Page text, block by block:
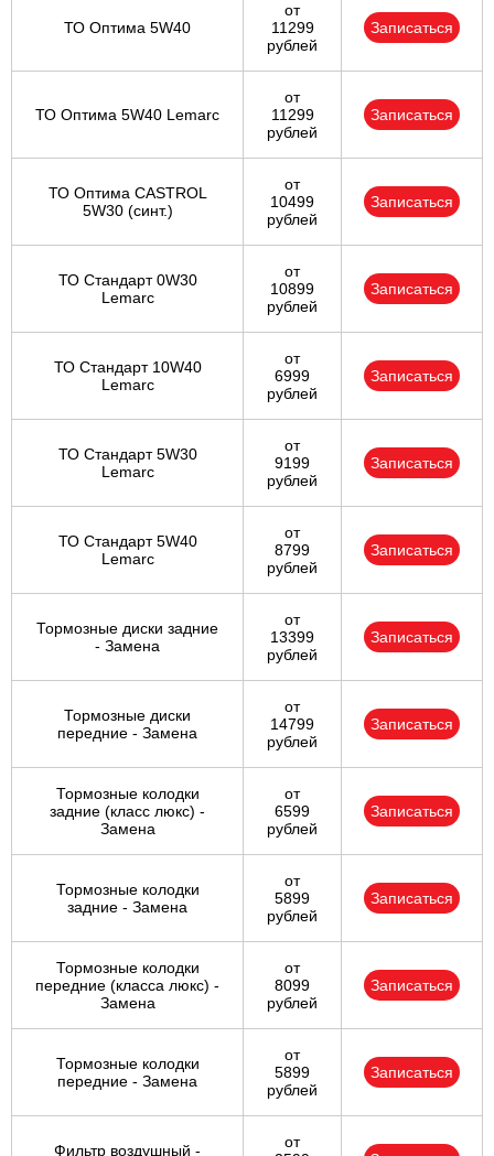
ТО Оптима 5W40
от
11299
рублей
Записаться
ТО Оптима 5W40 Lemarc
от
11299
рублей
Записаться
ТО Оптима CASTROL
5W30 (синт.)
от
10499
рублей
Записаться
ТО Стандарт 0W30
Lemarc
от
10899
рублей
Записаться
ТО Стандарт 10W40
Lemarc
от
6999
рублей
Записаться
ТО Стандарт 5W30
Lemarc
от
9199
рублей
Записаться
ТО Стандарт 5W40
Lemarc
от
8799
рублей
Записаться
Тормозные диски задние
- Замена
от
13399
рублей
Записаться
Тормозные диски
передние - Замена
от
14799
рублей
Записаться
Тормозные колодки
задние (класс люкс) -
Замена
от
6599
рублей
Записаться
Тормозные колодки
задние - Замена
от
5899
рублей
Записаться
Тормозные колодки
передние (класса люкс) -
Замена
от
8099
рублей
Записаться
Тормозные колодки
передние - Замена
от
5899
рублей
Записаться
Фильтр воздушный -
от